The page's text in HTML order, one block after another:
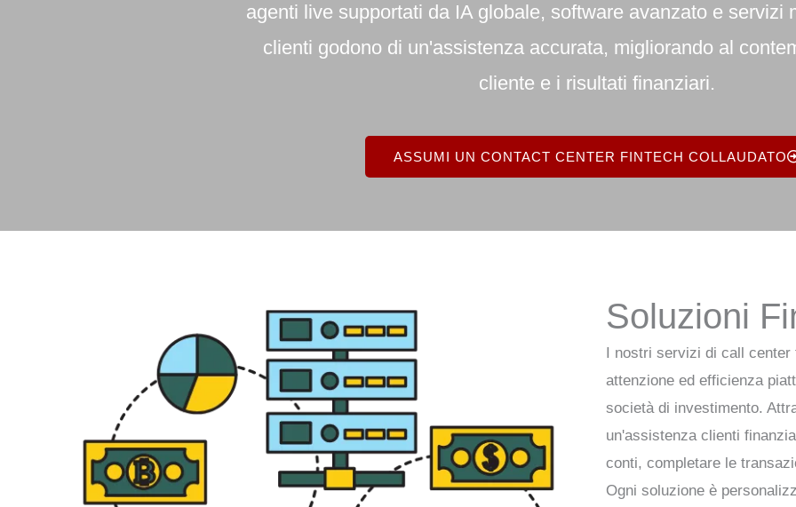
agenti live supportati da IA globale, software avanzato e servizi
clienti godono di un'assistenza accurata, migliorando al
cliente e i risultati finanziari.
ASSUMI UN CONTACT CENTER FINTECH COLLAUDATO
Soluzioni
I nostri servizi di call center
attenzione ed efficienza
società di investimento.
un'assistenza clienti
conti, completare le
Ogni soluzione è